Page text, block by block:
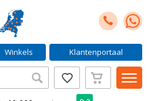
Winkels Klantenportaal